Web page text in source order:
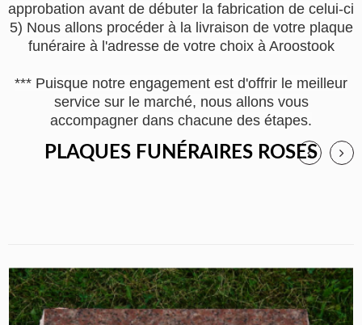
approbation avant de débuter la fabrication de celui-ci
5) Nous allons procéder à la livraison de votre plaque
funéraire à l'adresse de votre choix à Aroostook
*** Puisque notre engagement est d'offrir le meilleur
service sur le marché, nous allons vous
accompagner dans chacune des étapes.
PLAQUES FUNÉRAIRES ROSES